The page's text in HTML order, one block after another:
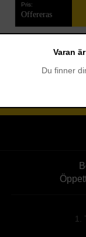
Varan
Du finner
Pris:
Offereras
1.